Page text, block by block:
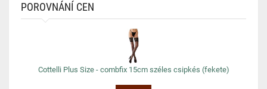
POROVNÁNÍ CEN
Cottelli Plus Size - combfix 15cm széles csipkés (fekete)